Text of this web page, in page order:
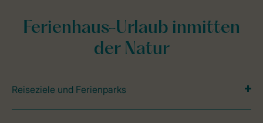
Ferienhaus-Urlaub inmitten
der Natur
Reiseziele und Ferienparks